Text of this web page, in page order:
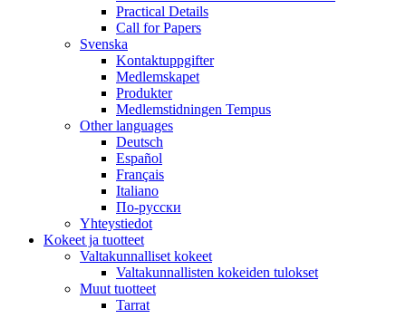
Practical Details
Call for Papers
Svenska
Kontaktuppgifter
Medlemskapet
Produkter
Medlemstidningen Tempus
Other languages
Deutsch
Español
Français
Italiano
По-русски
Yhteystiedot
Kokeet ja tuotteet
Valtakunnalliset kokeet
Valtakunnallisten kokeiden tulokset
Muut tuotteet
Tarrat